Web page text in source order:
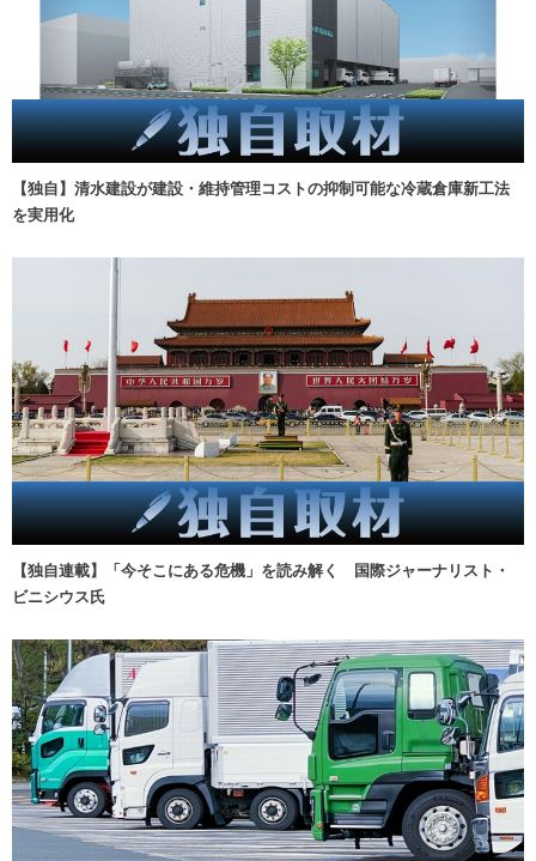
【独自】清水建設が建設・維持管理コストの抑制可能な冷蔵倉庫新工法
を実用化
【独自連載】「今そこにある危機」を読み解く 国際ジャーナリスト・
ビニシウス氏